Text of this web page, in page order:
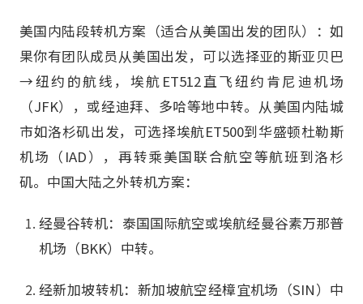
美国内陆段转机方案（适合从美国出发的团队）：如
果你有团队成员从美国出发，可以选择亚的斯亚贝巴
→纽约的航线，埃航ET512直飞纽约肯尼迪机场
（JFK），或经迪拜、多哈等地中转。从美国内陆城
市如洛杉矶出发，可选择埃航ET500到华盛顿杜勒斯
机场（IAD），再转乘美国联合航空等航班到洛杉
矶。中国大陆之外转机方案：
经曼谷转机：泰国国际航空或埃航经曼谷素万那普
机场（BKK）中转。
经新加坡转机：新加坡航空经樟宜机场（SIN）中